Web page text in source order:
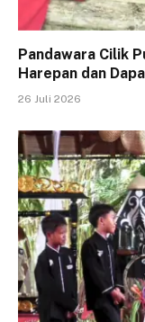
Pandawara Cilik
Harepan dan
26 Juli 2026